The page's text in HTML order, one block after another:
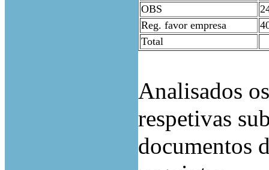
OBS
Reg. favor empresa
Total
Analisados
respetivas
documentos